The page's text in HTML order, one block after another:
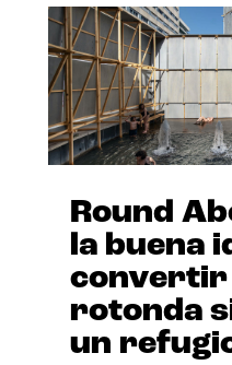
Round
la buena
convertir
rotonda
un